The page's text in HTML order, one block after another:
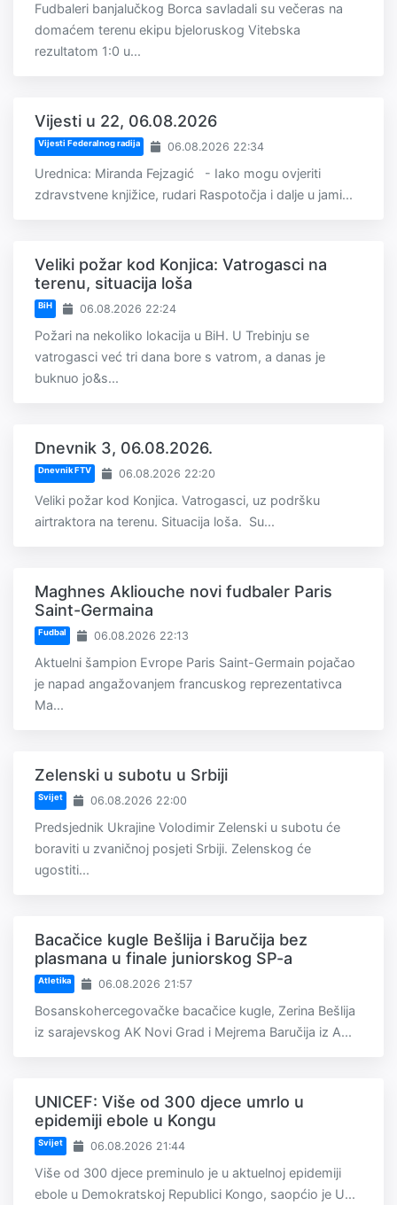
Fudbaleri banjalučkog Borca savladali su večeras na
domaćem terenu ekipu bjeloruskog Vitebska
rezultatom 1:0 u...
Vijesti u 22, 06.08.2026
Vijesti Federalnog radija 06.08.2026 22:34
Urednica: Miranda Fejzagić - Iako mogu ovjeriti
zdravstvene knjižice, rudari Raspotočja i dalje u jami...
Veliki požar kod Konjica: Vatrogasci na
terenu, situacija loša
BiH 06.08.2026 22:24
Požari na nekoliko lokacija u BiH. U Trebinju se
vatrogasci već tri dana bore s vatrom, a danas je
buknuo jo&s...
Dnevnik 3, 06.08.2026.
Dnevnik FTV 06.08.2026 22:20
Veliki požar kod Konjica. Vatrogasci, uz podršku
airtraktora na terenu. Situacija loša. Su...
Maghnes Akliouche novi fudbaler Paris
Saint-Germaina
Fudbal 06.08.2026 22:13
Aktuelni šampion Evrope Paris Saint-Germain pojačao
je napad angažovanjem francuskog reprezentativca
Ma...
Zelenski u subotu u Srbiji
Svijet 06.08.2026 22:00
Predsjednik Ukrajine Volodimir Zelenski u subotu će
boraviti u zvaničnoj posjeti Srbiji. Zelenskog će
ugostiti...
Bacačice kugle Bešlija i Baručija bez
plasmana u finale juniorskog SP-a
Atletika 06.08.2026 21:57
Bosanskohercegovačke bacačice kugle, Zerina Bešlija
iz sarajevskog AK Novi Grad i Mejrema Baručija iz A...
UNICEF: Više od 300 djece umrlo u
epidemiji ebole u Kongu
Svijet 06.08.2026 21:44
Više od 300 djece preminulo je u aktuelnoj epidemiji
ebole u Demokratskoj Republici Kongo, saopćio je U...